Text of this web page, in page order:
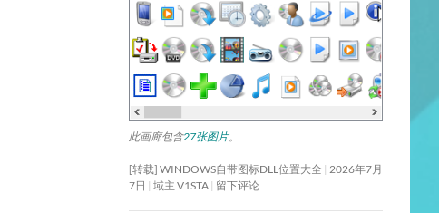
此画廊包含27张图片。
[转载] WINDOWS自带图标DLL位置大全 2026年7月
7日
域主 V1STA 留下评论